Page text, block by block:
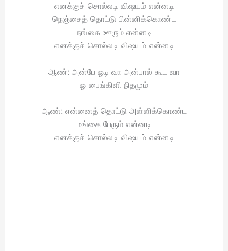
எனக்குச் சொல்லடி விஷயம் என்னடி
நெஞ்சைத் தொட்டு பின்னிக்கொண்ட
நங்கை ஊரும் என்னடி
எனக்குச் சொல்லடி விஷயம் என்னடி
ஆண்: அன்பே ஓடி வா அன்பால் கூட வா
ஓ பைங்கிளி நிதமும்
ஆண்: என்னைத் தொட்டு அள்ளிக்கொண்ட
மங்கை பேரும் என்னடி
எனக்குச் சொல்லடி விஷயம் என்னடி